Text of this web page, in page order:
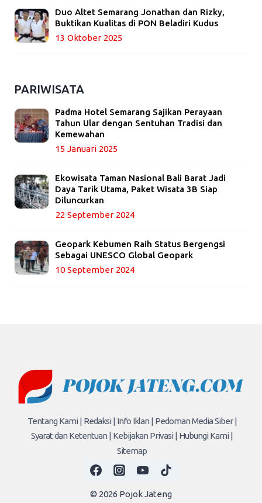
Duo Altet Semarang Jonathan dan Rizky,
Buktikan Kualitas di PON Beladiri Kudus
13 Oktober 2025
PARIWISATA
Padma Hotel Semarang Sajikan Perayaan
Tahun Ular dengan Sentuhan Tradisi dan
Kemewahan
15 Januari 2025
Ekowisata Taman Nasional Bali Barat Jadi
Daya Tarik Utama, Paket Wisata 3B Siap
Diluncurkan
22 September 2024
Geopark Kebumen Raih Status Bergengsi
Sebagai UNESCO Global Geopark
10 September 2024
Tentang Kami | Redaksi | Info Iklan | Pedoman Media Siber |
Syarat dan Ketentuan | Kebijakan Privasi | Hubungi Kami |
Sitemap
© 2026 Pojok Jateng